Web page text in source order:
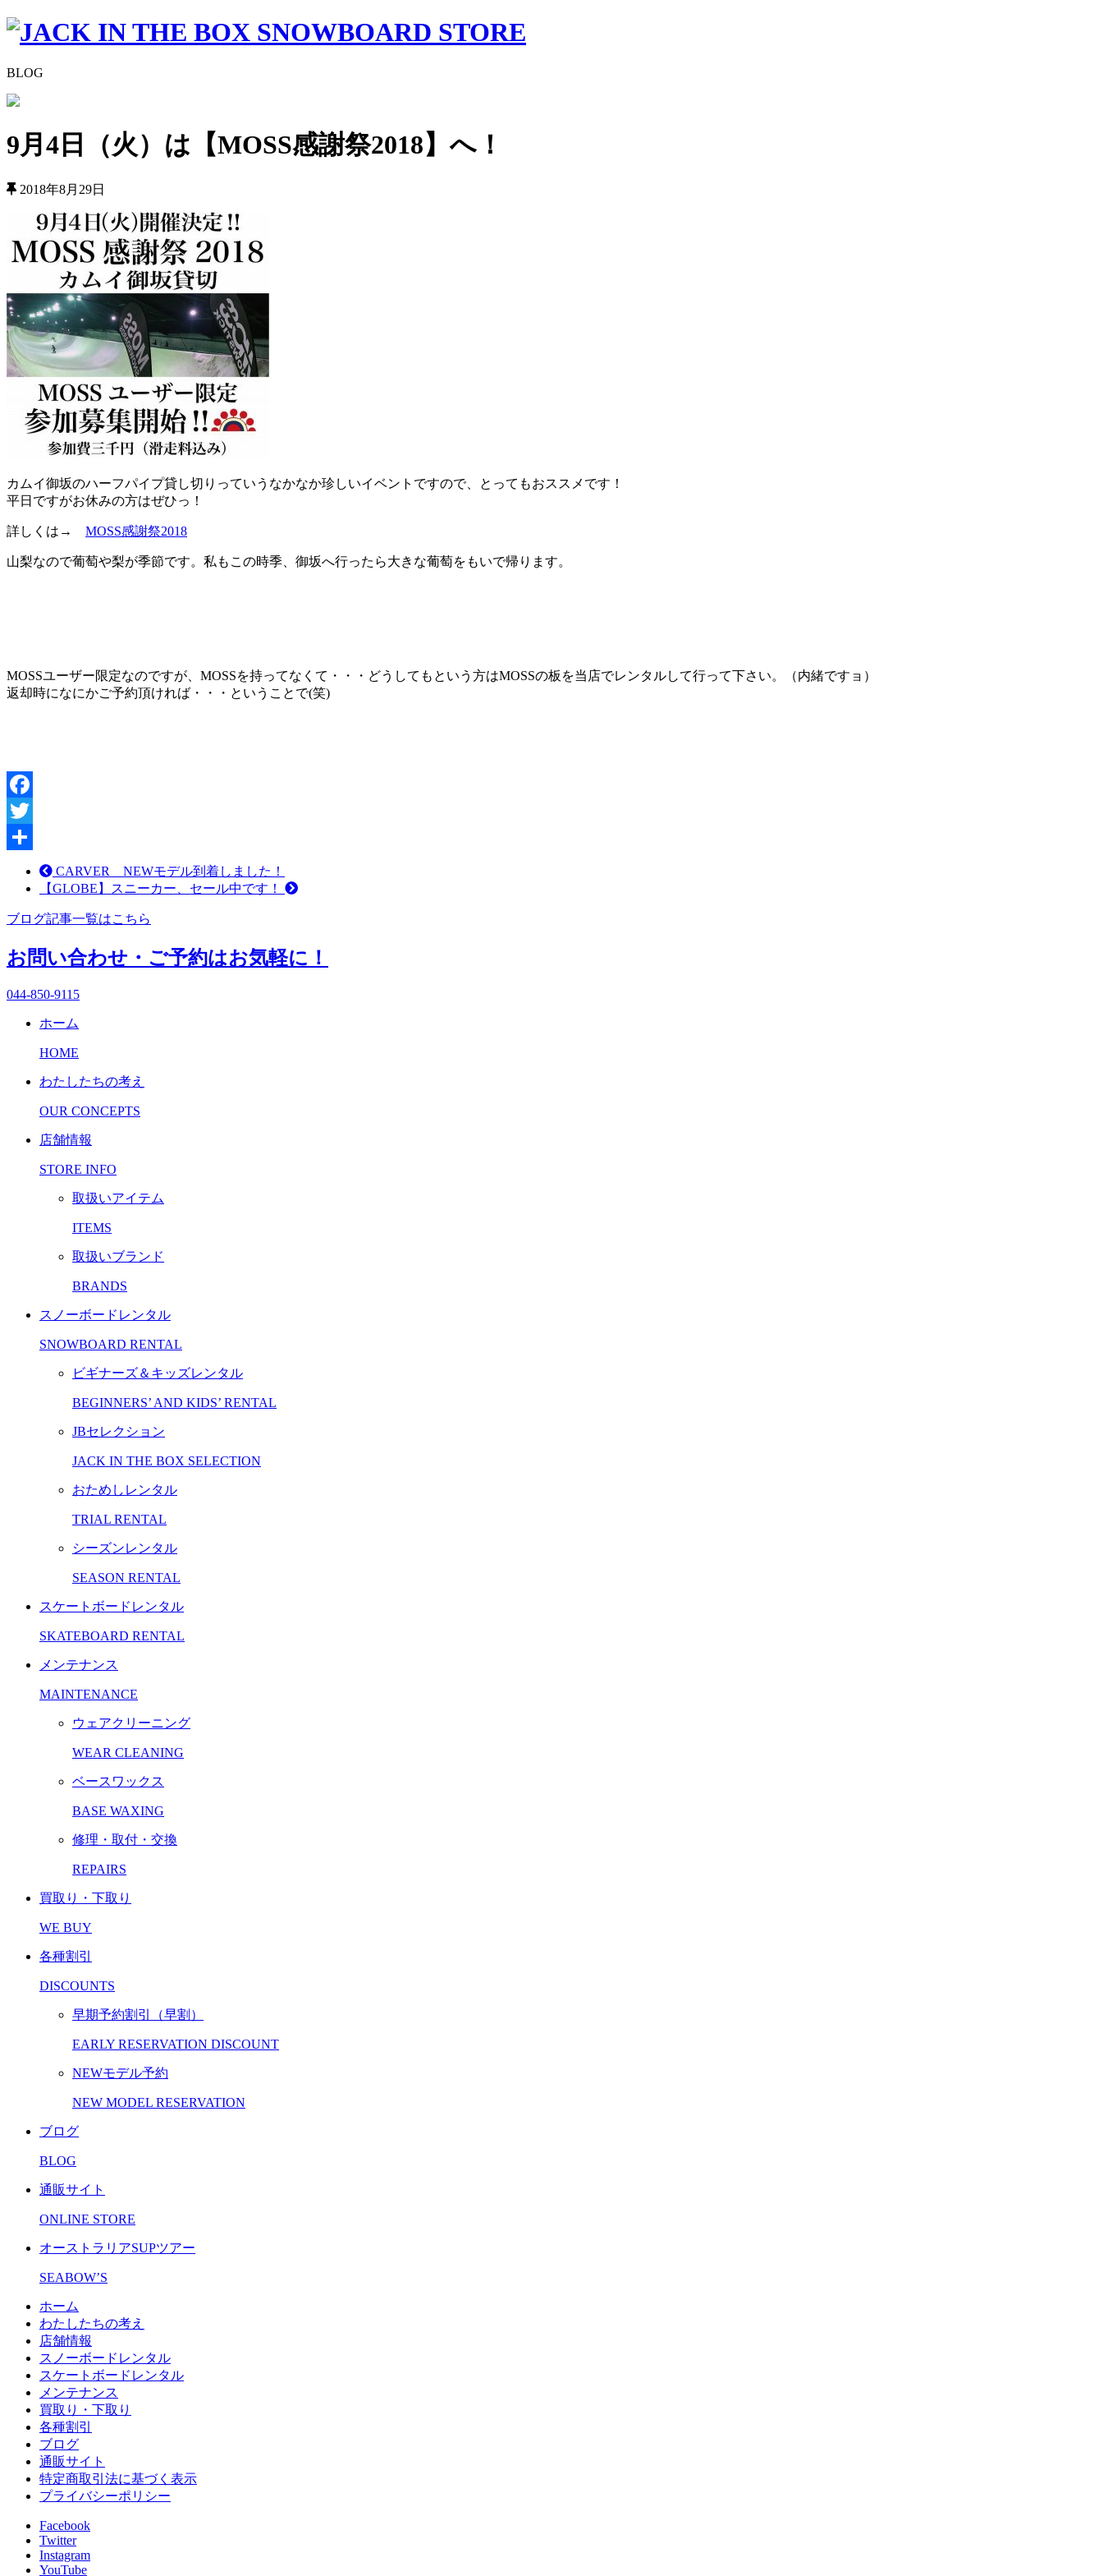
BLOG
9月4日（火）は【MOSS感謝祭2018】へ！
2018年8月29日
カムイ御坂のハーフパイプ貸し切りっていうなかなか珍しいイベントですので、とってもおススメです！
平日ですがお休みの方はぜひっ！
詳しくは→ MOSS感謝祭2018
山梨なので葡萄や梨が季節です。私もこの時季、御坂へ行ったら大きな葡萄をもいで帰ります。
MOSSユーザー限定なのですが、MOSSを持ってなくて・・・どうしてもという方はMOSSの板を当店でレンタルして行って下さい。（内緒ですョ）
返却時になにかご予約頂ければ・・・ということで(笑)
Facebook
Twitter
CARVER NEWモデル到着しました！
【GLOBE】スニーカー、セール中です！
ブログ記事一覧はこちら
お問い合わせ・ご予約はお気軽に！
044-850-9115
ホーム
HOME
わたしたちの考え
OUR CONCEPTS
店舗情報
STORE INFO
取扱いアイテム
ITEMS
取扱いブランド
BRANDS
スノーボードレンタル
SNOWBOARD RENTAL
ビギナーズ＆キッズレンタル
BEGINNERS’ AND KIDS’ RENTAL
JBセレクション
JACK IN THE BOX SELECTION
おためしレンタル
TRIAL RENTAL
シーズンレンタル
SEASON RENTAL
スケートボードレンタル
SKATEBOARD RENTAL
メンテナンス
MAINTENANCE
ウェアクリーニング
WEAR CLEANING
ベースワックス
BASE WAXING
修理・取付・交換
REPAIRS
買取り・下取り
WE BUY
各種割引
DISCOUNTS
早期予約割引（早割）
EARLY RESERVATION DISCOUNT
NEWモデル予約
NEW MODEL RESERVATION
ブログ
BLOG
通販サイト
ONLINE STORE
オーストラリアSUPツアー
SEABOW’S
ホーム
わたしたちの考え
店舗情報
スノーボードレンタル
スケートボードレンタル
メンテナンス
買取り・下取り
各種割引
ブログ
通販サイト
特定商取引法に基づく表示
プライバシーポリシー
Facebook
Twitter
Instagram
YouTube